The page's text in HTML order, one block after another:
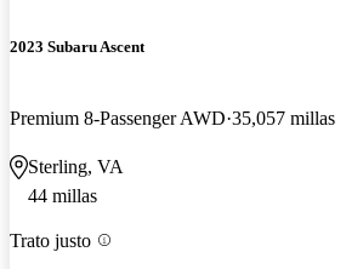
2023 Subaru Ascent
Premium 8-Passenger AWD 35,057 millas
Sterling, VA
44 millas
Trato justo